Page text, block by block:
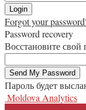
Forgot your
Password recovery
Восстановите свой
Пароль будет
Moldova Analytics